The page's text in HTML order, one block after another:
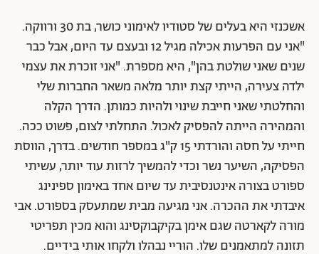
אשכנזי היא בעלים של סטודיו לאימוני כושר, בת 30 ורווקה.
"אני עם הפרעות אכילה מגיל 12 ובעצם עד היום, אבל כבר
שנים שאני שולטת בהן", היא מספרת. "אני זוכרת את עצמי
ילדה צעירה, הייתי קצת יותר מלאה משאר החברות שלי
והחלטתי שאני חייבת שינוי ולהיות כמותן. הדרך הקלה
והמהירה הייתה להפסיק לאכול. התחלתי לצום, פשוט ככה.
חייתי על חסה והורדתי 15 ק"ג במספר חודשים. בדרך, הווסת
הפסיקה, השיער נשר וכדי להמשיך לרזות עוד יותר, עשיתי
ספורט בצורה אינטנסיבית עד שיום אחד באימון ספינינג
איבדתי את ההכרה. אני מגיעה מבית שמתעסק בספורט. אבי
מורה לקארטה שגם אימן בקיקבוקסינג והוא מכין תפריטי
תזונה למתאמנים שלו. הוריי נבהלו ולקחו אותי בידיים.